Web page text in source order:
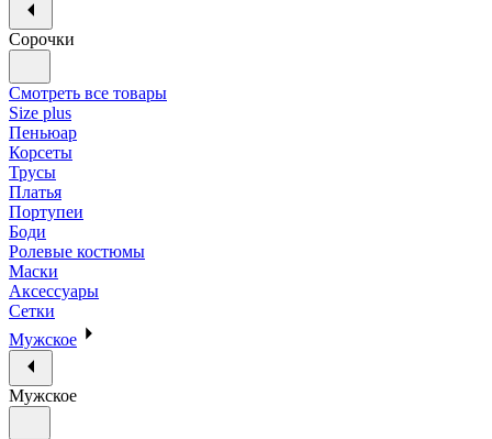
Сорочки
Смотреть все товары
Size plus
Пеньюар
Корсеты
Трусы
Платья
Портупеи
Боди
Ролевые костюмы
Маски
Аксессуары
Сетки
Мужское
Мужское